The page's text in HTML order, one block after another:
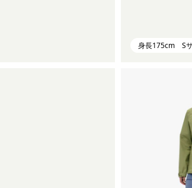
身長175cm S